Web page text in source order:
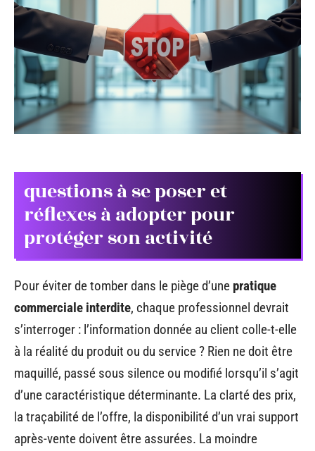
questions à se poser et
réflexes à adopter pour
protéger son activité
Pour éviter de tomber dans le piège d’une pratique
commerciale interdite, chaque professionnel devrait
s’interroger : l’information donnée au client colle-t-elle
à la réalité du produit ou du service ? Rien ne doit être
maquillé, passé sous silence ou modifié lorsqu’il s’agit
d’une caractéristique déterminante. La clarté des prix,
la traçabilité de l’offre, la disponibilité d’un vrai support
après-vente doivent être assurées. La moindre